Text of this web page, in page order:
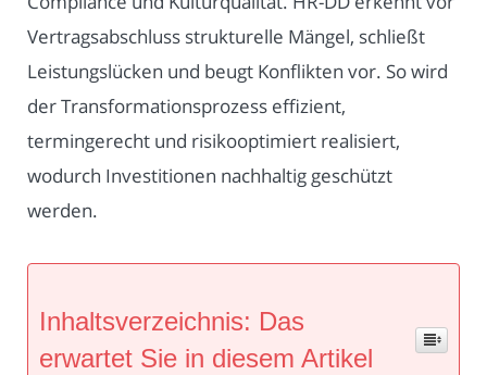
Vertragsabschluss strukturelle Mängel, schließt
Leistungslücken und beugt Konflikten vor. So wird
der Transformationsprozess effizient,
termingerecht und risikooptimiert realisiert,
wodurch Investitionen nachhaltig geschützt
werden.
Inhaltsverzeichnis: Das
erwartet Sie in diesem Artikel